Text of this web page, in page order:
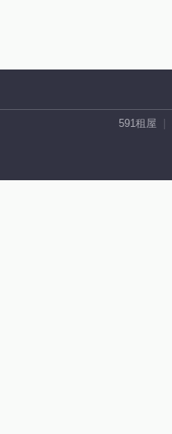
591租屋